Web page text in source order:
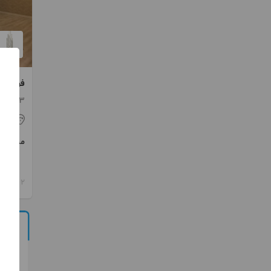
فروش 123 متری دولت
123 متر / 2 اتاق / ساخت 1385
مبلغ
2 ماه پیش